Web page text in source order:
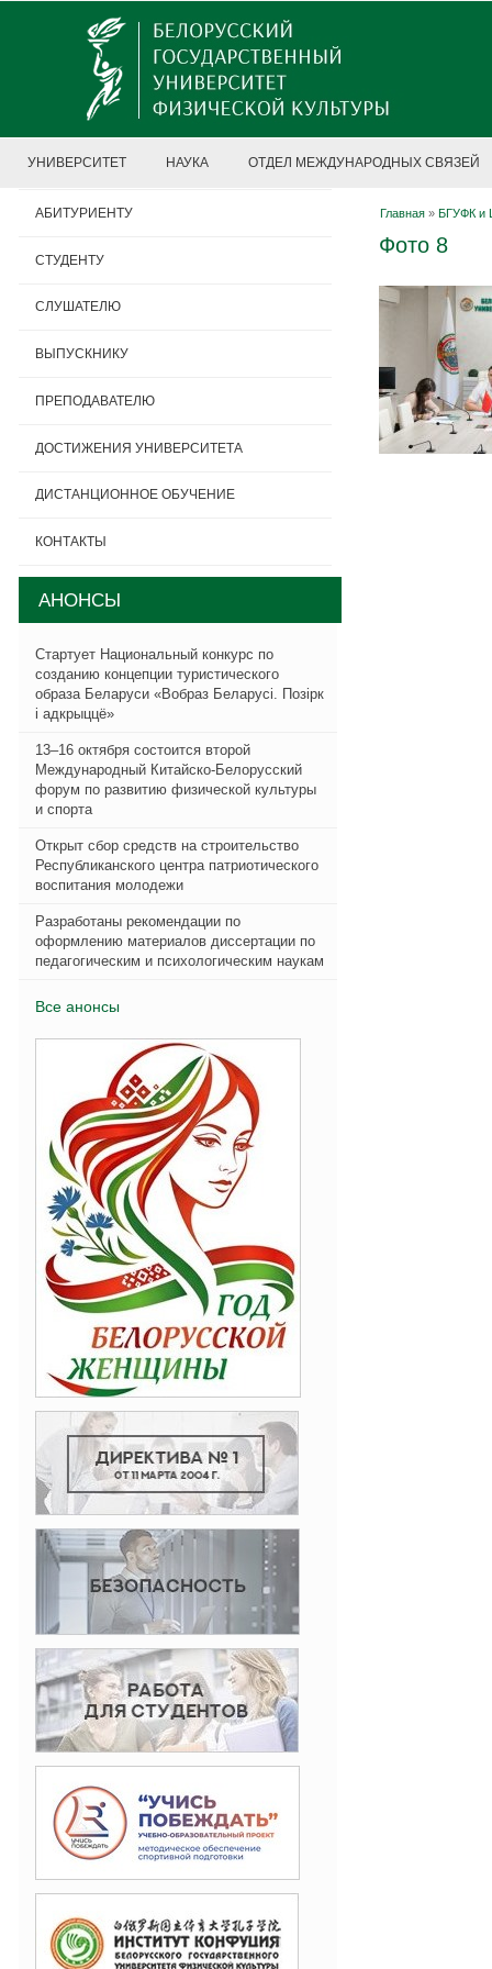
УНИВЕРСИТЕТ НАУКА ОТДЕЛ МЕЖДУНАРОДНЫХ СВЯЗЕЙ
Главная » БГУФК и
Фото 8
АБИТУРИЕНТУ
СТУДЕНТУ
СЛУШАТЕЛЮ
ВЫПУСКНИКУ
ПРЕПОДАВАТЕЛЮ
ДОСТИЖЕНИЯ УНИВЕРСИТЕТА
ДИСТАНЦИОННОЕ ОБУЧЕНИЕ
КОНТАКТЫ
АНОНСЫ
Стартует Национальный конкурс по
созданию концепции туристического
образа Беларуси «Вобраз Беларусi. Позiрк
i адкрыццё»
13–16 октября состоится второй
Международный Китайско-Белорусский
форум по развитию физической культуры
и спорта
Открыт сбор средств на строительство
Республиканского центра патриотического
воспитания молодежи
Разработаны рекомендации по
оформлению материалов диссертации по
педагогическим и психологическим наукам
Все анонсы